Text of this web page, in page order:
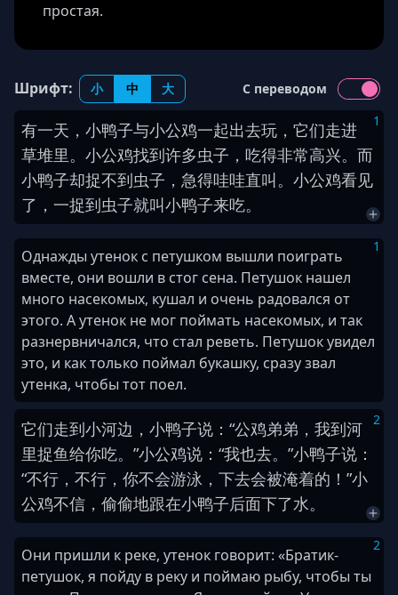
простая.
Шрифт: 小 中 大
С переводом
1
有一天 ， 小鸭子与小公鸡一起出去玩 ， 它们走进
草堆里。 小公鸡找到许多虫子 ， 吃得非常高兴。 而
小鸭子却捉不到虫子 ， 急得哇哇直叫。 小公鸡看见
了 ， 一捉到虫子就叫小鸭子来吃。
1
Однажды утенок с петушком вышли поиграть
вместе, они вошли в стог сена. Петушок нашел
много насекомых, кушал и очень радовался от
этого. А утенок не мог поймать насекомых, и так
разнервничался, что стал реветь. Петушок увидел
это, и как только поймал букашку, сразу звал
утенка, чтобы тот поел.
2
它们走到小河边 ， 小鸭子说 ： “公鸡弟弟 ， 我到河
里捉鱼给你吃。 ”小公鸡说 ： “我也去。 ”小鸭子说 ：
“不行 ， 不行 ， 你不会游泳 ， 下去会被淹着的 ！ ”小
公鸡不信 ， 偷偷地跟在小鸭子后面下了水。
2
Они пришли к реке, утенок говорит: «Братик-
петушок, я пойду в реку и поймаю рыбу, чтобы ты